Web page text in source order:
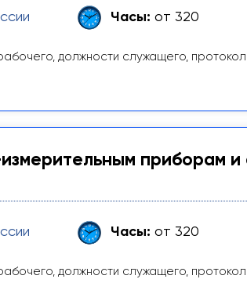
Часы: от 320
должности служащего,
приборам и
Часы: от 320
должности служащего,